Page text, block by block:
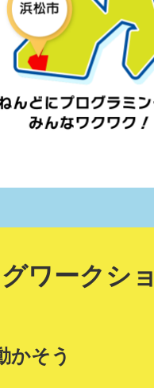
ワークシ
かそう